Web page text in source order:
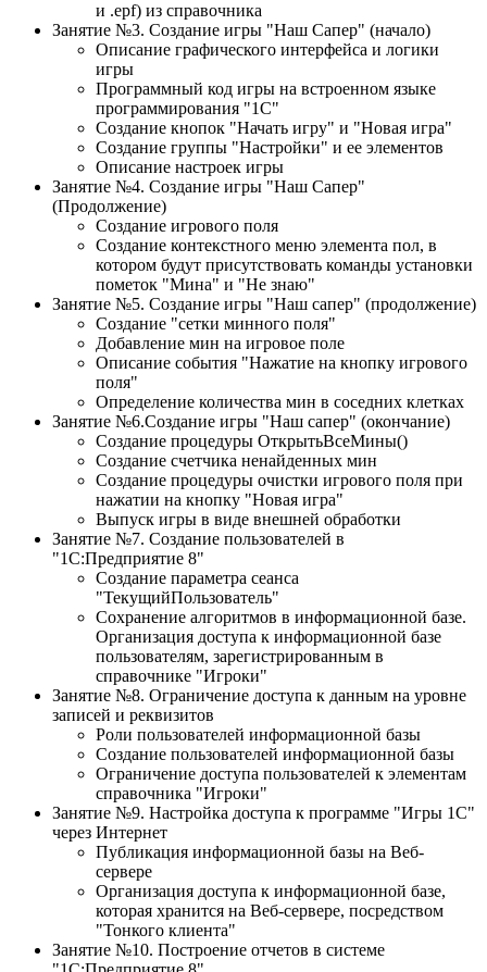
и .epf) из справочника
Занятие №3. Создание игры "Наш Сапер" (начало)
Описание графического интерфейса и логики
игры
Программный код игры на встроенном языке
программирования "1С"
Создание кнопок "Начать игру" и "Новая игра"
Создание группы "Настройки" и ее элементов
Описание настроек игры
Занятие №4. Создание игры "Наш Сапер"
(Продолжение)
Создание игрового поля
Создание контекстного меню элемента пол, в
котором будут присутствовать команды установки
пометок "Мина" и "Не знаю"
Занятие №5. Создание игры "Наш сапер" (продолжение)
Создание "сетки минного поля"
Добавление мин на игровое поле
Описание события "Нажатие на кнопку игрового
поля"
Определение количества мин в соседних клетках
Занятие №6.Создание игры "Наш сапер" (окончание)
Создание процедуры ОткрытьВсеМины()
Создание счетчика ненайденных мин
Создание процедуры очистки игрового поля при
нажатии на кнопку "Новая игра"
Выпуск игры в виде внешней обработки
Занятие №7. Создание пользователей в
"1С:Предприятие 8"
Создание параметра сеанса
"ТекущийПользователь"
Сохранение алгоритмов в информационной базе.
Организация доступа к информационной базе
пользователям, зарегистрированным в
справочнике "Игроки"
Занятие №8. Ограничение доступа к данным на уровне
записей и реквизитов
Роли пользователей информационной базы
Создание пользователей информационной базы
Ограничение доступа пользователей к элементам
справочника "Игроки"
Занятие №9. Настройка доступа к программе "Игры 1С"
через Интернет
Публикация информационной базы на Веб-
сервере
Организация доступа к информационной базе,
которая хранится на Веб-сервере, посредством
"Тонкого клиента"
Занятие №10. Построение отчетов в системе